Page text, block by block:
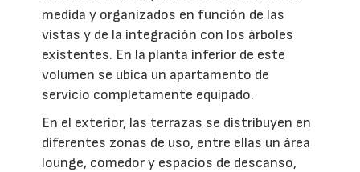
medida y organizados en función de las
vistas y de la integración con los árboles
existentes. En la planta inferior de este
volumen se ubica un apartamento de
servicio completamente equipado.
En el exterior, las terrazas se distribuyen en
diferentes zonas de uso, entre ellas un área
lounge, comedor y espacios de descanso,